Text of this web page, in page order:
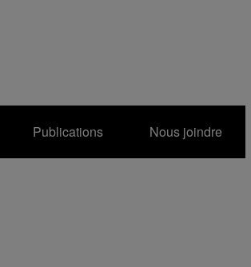
Publications Nous joindre